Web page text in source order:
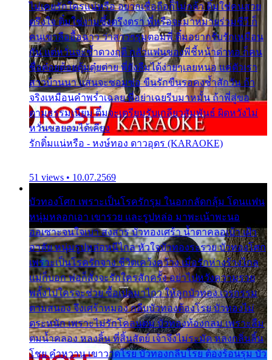
ไม่เคยรักใครแน่หรือ อยากเชื่อถือก็ไม่กล้า ติ๋มใช่คนสวย
ตรึงใจ ติ๋มใช่งามซึ้งตรึงตรา พี่หรือจะมาหมายร่วมชีวี ก็
คนเขาลืออื้อฉาว ว่าสาวๆรุมตอมพี่ ติ๋มอยากรับรักเหมือน
กัน แต่หวั่นจะช้ำดวงฤดี กลัวแฟนของพี่ชี้หน้าด่าทอ ก็คน
ชื่อต๋อยต้อยตุ้มตุ๋ยต่าย พี่ยังลืมได้ง่ายๆเลยหนอ แค่ตัวเรา
สาวบ้านนา แสนจะซอมซ่อ ขืนรักขืนรอคงช้ำสักวัน ถ้า
จริงเหมือนคำพร่ำเฉลย พี่อย่าเฉยรีบมาหมั้น ถ้าพี่สู่ขอ
ตามธรรมเนียม ติ๋มจะเตรียมรับเกลียวสัมพันธ์ ผิดหวังไม่
หวั่นขอยอมได้เคียง
รักติ๋มแน่หรือ - หงษ์ทอง ดาวอุดร (KARAOKE)
51 views • 10.07.2569
บัวทองโศก เพราะเป็นโรครักรุม ในอกกลัดกลุ้ม โดนแฟน
หนุ่มหลอกเอา เขารวย และรูปหล่อ มาพะเน้าพะนอ
ออเซาะจนใจเบา สงสาร บัวทองเศร้า น้ำตาคลอเบ้า เฝ้า
อาลัย หนุ่มรูปหล่อหนีไกล หัวใจบัวทองระรวย บัวทองโศก
เพราะเป็นโรครักจาง ชีวิตเคว้งคว้าง เมื่อรักห่างร้างไกล
แม่ก็บอก พ่อก็สั่งจะรักใครสักครั้ง อย่าไปหวังความรวย
พลั้งไปใครจะช่วย ซื้อเปลมาไกว ให้ลูกบัวทอง เวรกรรม
ตามสนอง จึงเศร้าหมอง กลีบบัวทองต้องโรย บัวทองไม่
ตระหนัก เพราะไม่รักโคลนตม บัวทองท้องกลม เพราะลืม
ตมน้ำคลอง หลงลิ้น ที่สิ้นสัตย์ เจ้าจึงไม่ระมัด หลงกลิ่นลิ้น
โชย คำหวาน เขาวาดโรย บัวทองกลีบโรย ต้องร้อนรุม บัว